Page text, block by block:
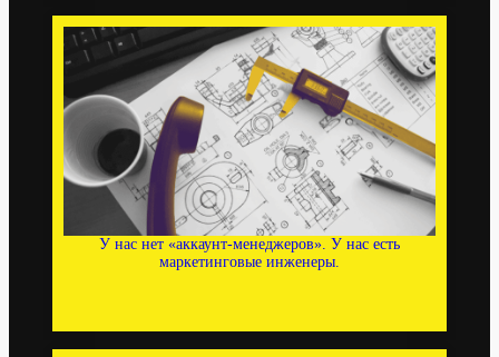
У нас нет «аккаунт-менеджеров». У нас есть
маркетинговые инженеры.